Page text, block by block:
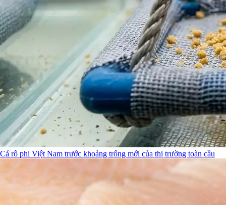
Cá rô phi Việt Nam trước khoảng trống mới của thị trường toàn cầu